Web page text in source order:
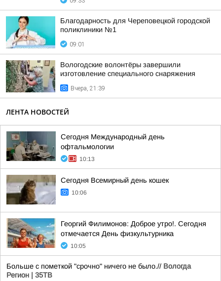
Благодарность для Череповецкой городской
поликлиники №1
09:01
Вологодские волонтёры завершили
изготовление специального снаряжения
Вчера, 21:39
ЛЕНТА НОВОСТЕЙ
Сегодня Международный день
офтальмологии
10:13
Сегодня Всемирный день кошек
10:06
Георгий Филимонов: Доброе утро!. Сегодня
отмечается День физкультурника
10:05
Больше с пометкой "срочно" ничего не было.// Вологда
Регион | 35ТВ